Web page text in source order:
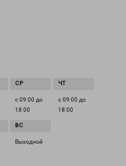
с 09:00 до
18:00
с 09:00 до
18:00
Выходной